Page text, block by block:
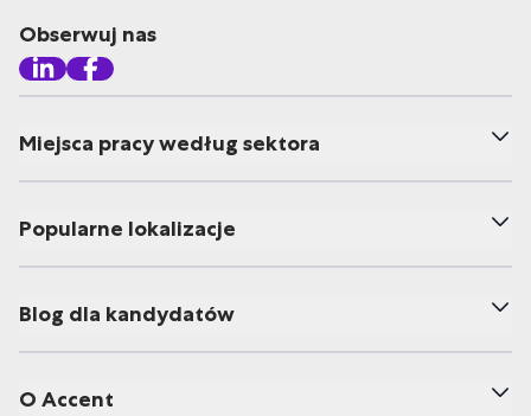
Obserwuj nas
Miejsca pracy według sektora
Popularne lokalizacje
Blog dla kandydatów
O Accent